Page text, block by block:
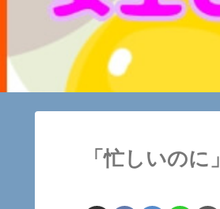
「忙しいのに」